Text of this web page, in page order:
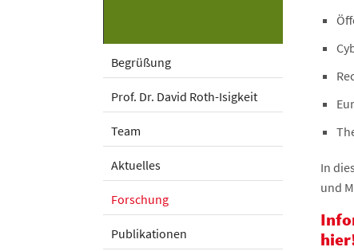
Begrüßung
Prof. Dr. David Roth-Isigkeit
Team
Aktuelles
Forschung
Publikationen
In
und